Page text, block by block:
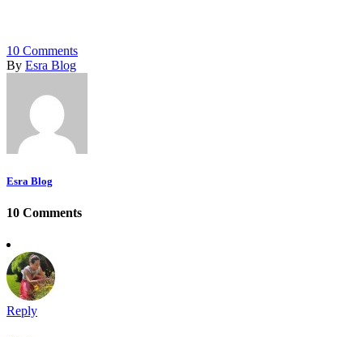
10 Comments
By Esra Blog
Esra Blog
10 Comments
Reply